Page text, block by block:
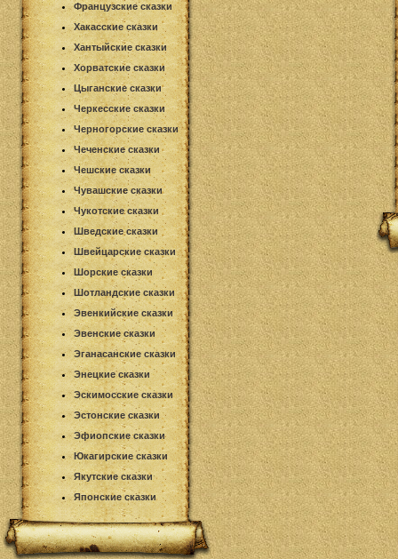
Французские сказки
Хакасские сказки
Хантыйские сказки
Хорватские сказки
Цыганские сказки
Черкесские сказки
Черногорские сказки
Чеченские сказки
Чешские сказки
Чувашские сказки
Чукотские сказки
Шведские сказки
Швейцарские сказки
Шорские сказки
Шотландские сказки
Эвенкийские сказки
Эвенские сказки
Эганасанские сказки
Энецкие сказки
Эскимосские сказки
Эстонские сказки
Эфиопские сказки
Юкагирские сказки
Якутские сказки
Японские сказки